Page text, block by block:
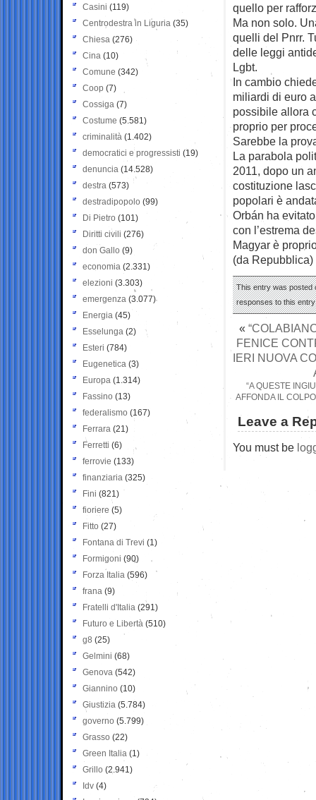
quello per
Ma non solo.
quelli del Pnrr.
delle leggi
Lgbt.
In cambio
miliardi di euro
possibile allora
proprio per
Sarebbe la
La parabola
2011, dopo un
costituzione
popolari è
Orbán ha
con l’estrema
Magyar è
(da Repubblica)
This entry was posted
responses to this
«
FENICE
IERI NUOVA
“A QUESTE
AFFONDA IL
Leave a
You must be
Casini (119)
Centrodestra in Liguria (35)
Chiesa (276)
Cina (10)
Comune (342)
Coop (7)
Cossiga (7)
Costume (5.581)
criminalità (1.402)
democratici e progressisti (19)
denuncia (14.528)
destra (573)
destradipopolo (99)
Di Pietro (101)
Diritti civili (276)
don Gallo (9)
economia (2.331)
elezioni (3.303)
emergenza (3.077)
Energia (45)
Esselunga (2)
Esteri (784)
Eugenetica (3)
Europa (1.314)
Fassino (13)
federalismo (167)
Ferrara (21)
Ferretti (6)
ferrovie (133)
finanziaria (325)
Fini (821)
fioriere (5)
Fitto (27)
Fontana di Trevi (1)
Formigoni (90)
Forza Italia (596)
frana (9)
Fratelli d'Italia (291)
Futuro e Libertà (510)
g8 (25)
Gelmini (68)
Genova (542)
Giannino (10)
Giustizia (5.784)
governo (5.799)
Grasso (22)
Green Italia (1)
Grillo (2.941)
Idv (4)